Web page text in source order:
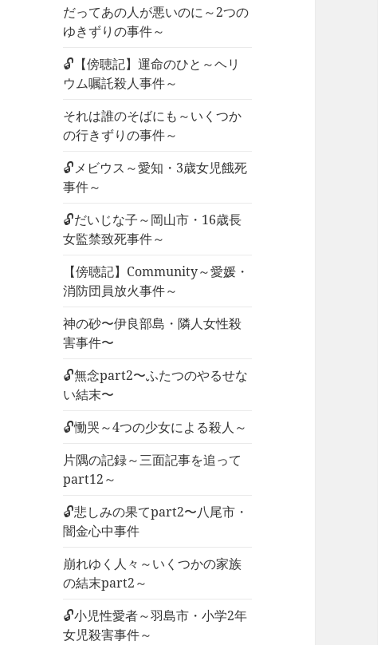
展
ニ
を
だってあの人が悪いのに～2つの
ゆきずりの事件～
🔓【傍聴記】運命のひと～ヘリ
ウム嘱託殺人事件～
それは誰のそばにも～いくつか
の行きずりの事件～
🔓メビウス～愛知・3歳女児餓死
事件～
🔓だいじな子～岡山市・16歳長
女監禁致死事件～
【傍聴記】Community～愛媛・
消防団員放火事件～
神の砂〜伊良部島・隣人女性殺
害事件〜
🔓無念part2〜ふたつのやるせな
い結末〜
🔓慟哭～4つの少女による殺人～
片隅の記録～三面記事を追って
part12～
🔓悲しみの果てpart2〜八尾市・
闇金心中事件
崩れゆく人々～いくつかの家族
の結末part2～
🔓小児性愛者～羽島市・小学2年
女児殺害事件～